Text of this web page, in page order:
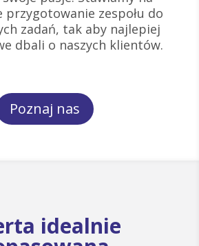
przygotowanie zespołu do
zadań, tak aby najlepiej
dbali o naszych klientów.
Poznaj nas
idealnie